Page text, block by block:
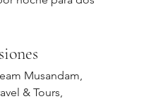
Musandam,
& Tours,